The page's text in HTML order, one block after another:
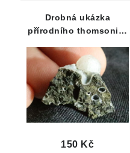
Drobná ukázka
přírodního thomsonitu
150 Kč